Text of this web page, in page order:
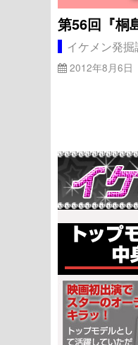
第56回『桐
イケメン発掘
2012年8月6日